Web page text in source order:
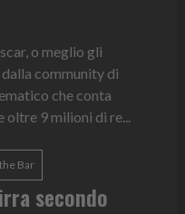
o meglio gli
dalla community di
che conta
oltre 9 milioni di re...
Bar
secondo